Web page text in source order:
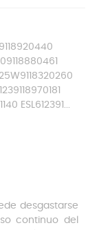
ESL612391...
desgastarse
continuo del